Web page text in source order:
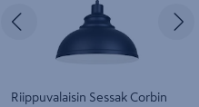
Riippuvalaisin Sessak Corbin